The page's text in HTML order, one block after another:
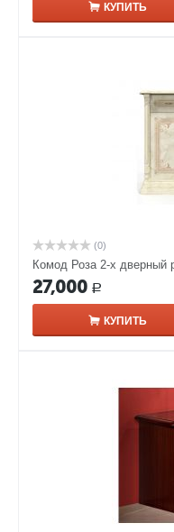
КУПИТЬ
(0)
Комод Роза 2-х дверный
27,000 Р
КУПИТЬ